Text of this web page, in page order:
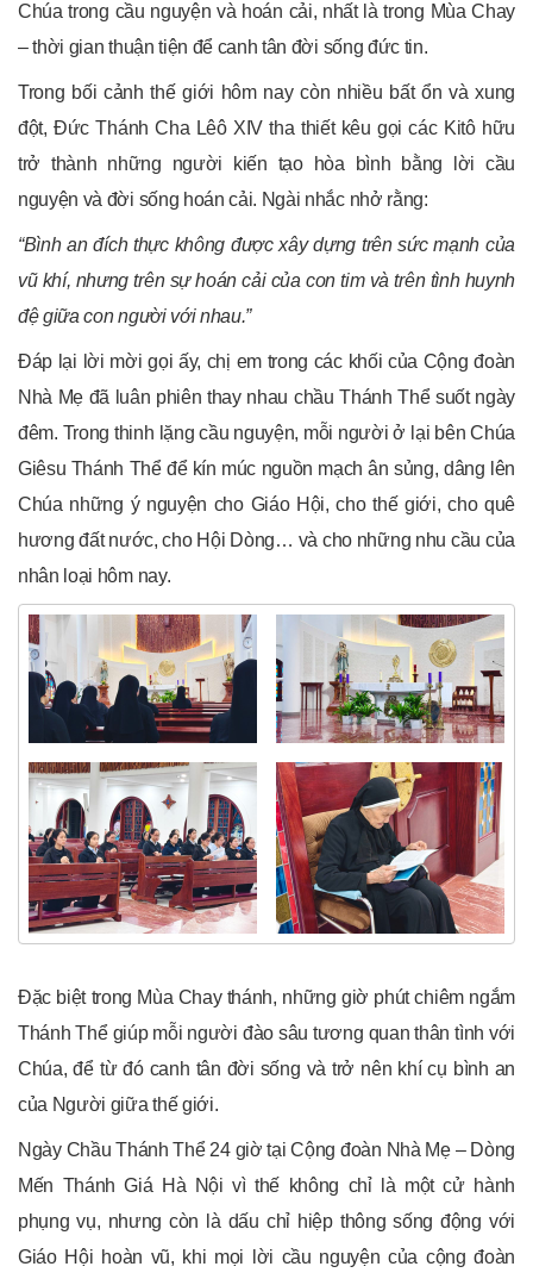
Chúa trong cầu nguyện và hoán cải, nhất là trong Mùa Chay
– thời gian thuận tiện để canh tân đời sống đức tin.
Trong bối cảnh thế giới hôm nay còn nhiều bất ổn và xung
đột, Đức Thánh Cha LêôXIV tha thiết kêu gọi các Kitô hữu
trở thành những người kiến tạo hòa bình bằng lời cầu
nguyện và đời sống hoán cải. Ngài nhắc nhở rằng:
“Bình an đích thực không được xây dựng trên sức mạnh của
vũ khí, nhưng trên sự hoán cải của con tim và trên tình huynh
đệ giữa con người với nhau.”
Đáp lại lời mời gọi ấy, chị em trong các khối của Cộng đoàn
Nhà Mẹ đã luân phiên thay nhau chầu Thánh Thể suốt ngày
đêm. Trong thinh lặng cầu nguyện, mỗi người ở lại bên Chúa
Giêsu Thánh Thể để kín múc nguồn mạch ân sủng, dâng lên
Chúa những ý nguyện cho Giáo Hội, cho thế giới, cho quê
hương đất nước, cho Hội Dòng… và cho những nhu cầu của
nhân loại hôm nay.
Đặc biệt trong Mùa Chay thánh, những giờ phút chiêm ngắm
Thánh Thể giúp mỗi người đào sâu tương quan thân tình với
Chúa, để từ đó canh tân đời sống và trở nên khí cụ bình an
của Người giữa thế giới.
Ngày Chầu Thánh Thể 24 giờ tại Cộng đoàn Nhà Mẹ – Dòng
Mến Thánh Giá Hà Nội vì thế không chỉ là một cử hành
phụng vụ, nhưng còn là dấu chỉ hiệp thông sống động với
Giáo Hội hoàn vũ, khi mọi lời cầu nguyện của cộng đoàn